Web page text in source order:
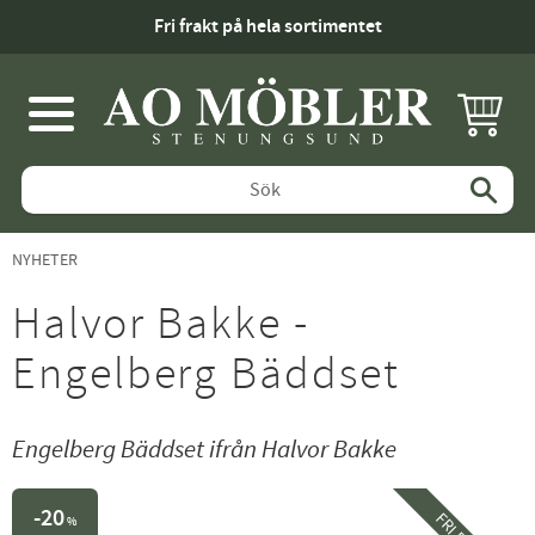
Fri frakt på hela sortimentet
Meny
NYHETER
Halvor Bakke -
Engelberg Bäddset
Engelberg Bäddset ifrån Halvor Bakke
20%